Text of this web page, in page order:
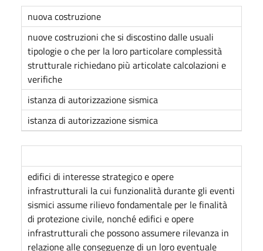
nuova costruzione
nuove costruzioni che si discostino dalle usuali
tipologie o che per la loro particolare complessità
strutturale richiedano più articolate calcolazioni e
verifiche
istanza di autorizzazione sismica
istanza di autorizzazione sismica
edifici di interesse strategico e opere
infrastrutturali la cui funzionalità durante gli eventi
sismici assume rilievo fondamentale per le finalità
di protezione civile, nonché edifici e opere
infrastrutturali che possono assumere rilevanza in
relazione alle conseguenze di un loro eventuale